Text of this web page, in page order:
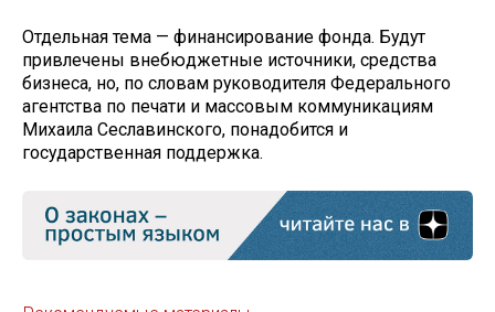
Отдельная тема — финансирование фонда. Будут
привлечены внебюджетные источники, средства
бизнеса, но, по словам руководителя Федерального
агентства по печати и массовым коммуникациям
Михаила Сеславинского, понадобится и
государственная поддержка.